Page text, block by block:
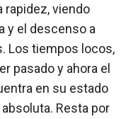
rapidez, viendo
y el descenso a
Los tiempos locos,
pasado y ahora el
en su estado
Resta por